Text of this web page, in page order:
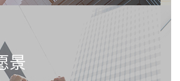
景